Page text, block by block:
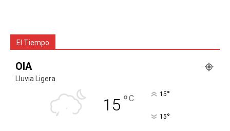
El Tiempo
OIA
Lluvia Ligera
15 °C 15°
15°